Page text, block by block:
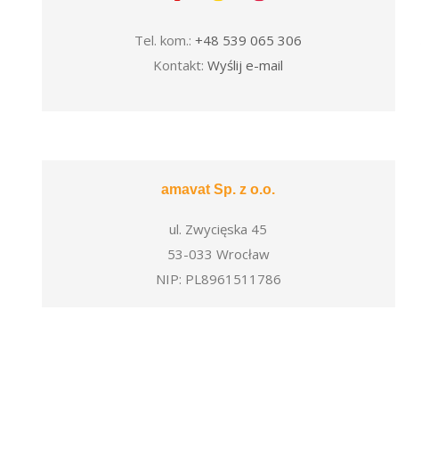
Tel. kom.:+48 539 065 306
Kontakt:Wyślij e-mail
amavat Sp. z o.o.
ul. Zwycięska 45
53-033 Wrocław
NIP: PL8961511786